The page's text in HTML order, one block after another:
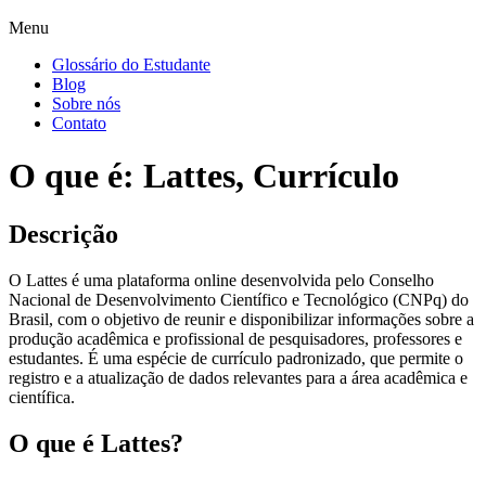
Menu
Glossário do Estudante
Blog
Sobre nós
Contato
O que é: Lattes, Currículo
Descrição
O Lattes é uma plataforma online desenvolvida pelo Conselho
Nacional de Desenvolvimento Científico e Tecnológico (CNPq) do
Brasil, com o objetivo de reunir e disponibilizar informações sobre a
produção acadêmica e profissional de pesquisadores, professores e
estudantes. É uma espécie de currículo padronizado, que permite o
registro e a atualização de dados relevantes para a área acadêmica e
científica.
O que é Lattes?